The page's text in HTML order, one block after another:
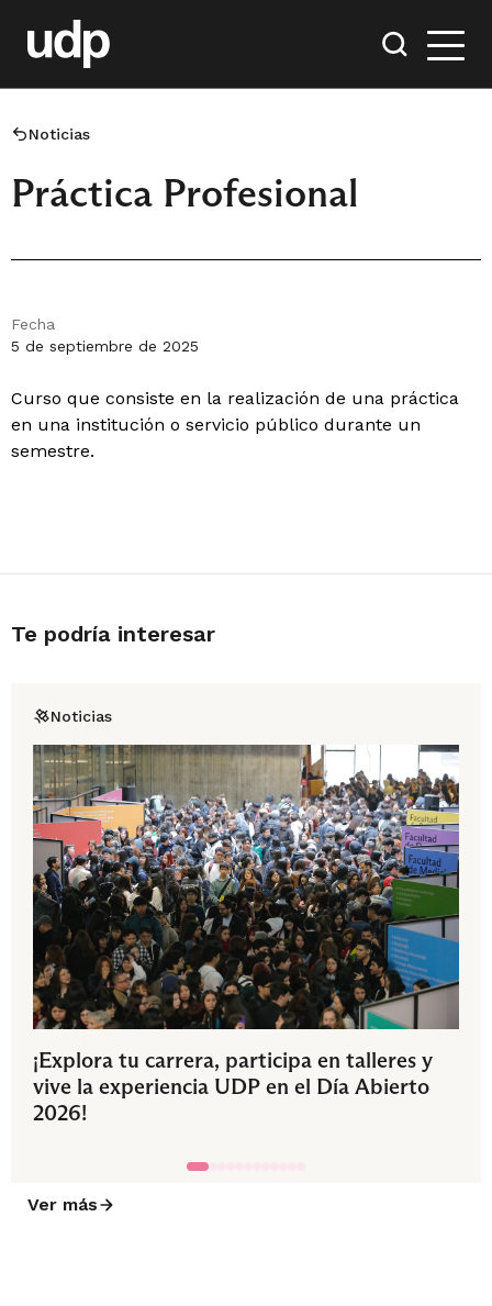
Noticias
Práctica Profesional
Fecha
5 de septiembre de 2025
Curso que consiste en la realización de una práctica
en una institución o servicio público durante un
semestre.
Te podría interesar
Noticias
¡Explora tu carrera, participa en talleres y
vive la experiencia UDP en el Día Abierto
2026!
Ver más